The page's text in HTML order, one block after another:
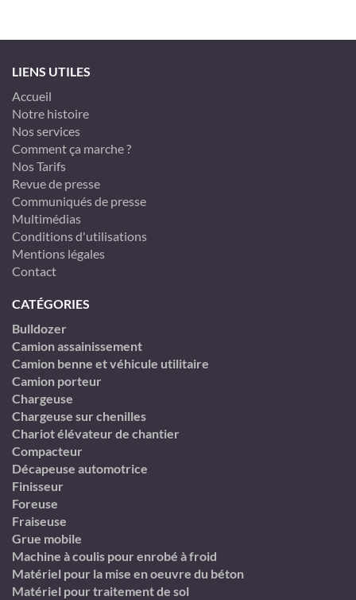
LIENS UTILES
Accueil
Notre histoire
Nos services
Comment ça marche ?
Nos Tarifs
Revue de presse
Communiqués de presse
Multimédias
Conditions d'utilisations
Mentions légales
Contact
CATÉGORIES
Bulldozer
Camion assainissement
Camion benne et véhicule utilitaire
Camion porteur
Chargeuse
Chargeuse sur chenilles
Chariot élévateur de chantier
Compacteur
Décapeuse automotrice
Finisseur
Foreuse
Fraiseuse
Grue mobile
Machine à coulis pour enrobé à froid
Matériel pour la mise en oeuvre du béton
Matériel pour traitement de sol